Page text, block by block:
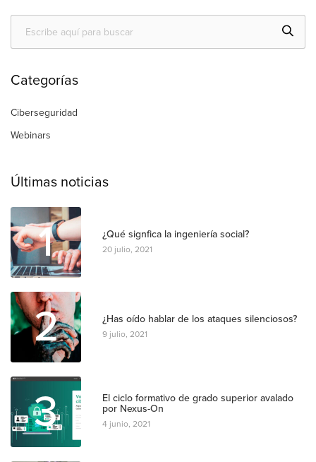
Categorías
Ciberseguridad
Webinars
Últimas noticias
1 ¿Qué signfica la ingeniería social?
20 julio, 2021
2 ¿Has oído hablar de los ataques silenciosos?
9 julio, 2021
3
El ciclo formativo de grado superior avalado
por Nexus-On
4 junio, 2021